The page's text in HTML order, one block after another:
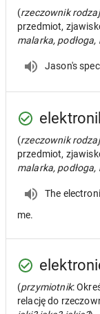
(rzeczownik
przedmiot,
malarka,
Jason's
(rzeczownik
przedmiot,
malarka,
The
me.
(przymiotnik:
relację do